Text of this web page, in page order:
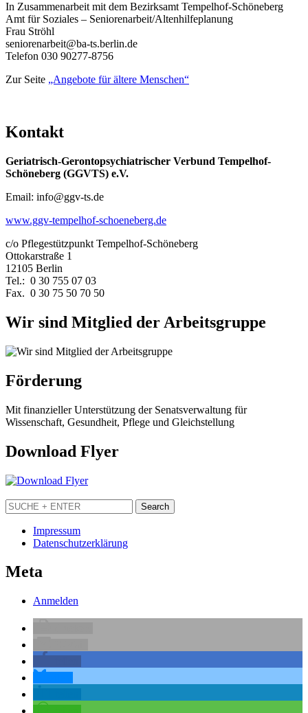
In Zusammenarbeit mit dem Bezirksamt Tempelhof-Schöneberg
Amt für Soziales – Seniorenarbeit/Altenhilfeplanung
Frau Ströhl
seniorenarbeit@ba-ts.berlin.de
Telefon 030 90277-8756
Zur Seite „Angebote für ältere Menschen“
Kontakt
Geriatrisch-Gerontopsychiatrischer Verbund Tempelhof-
Schöneberg (GGVTS) e.V.
Email: info@ggv-ts.de
www.ggv-tempelhof-schoeneberg.de
c/o Pflegestützpunkt Tempelhof-Schöneberg
Ottokarstraße 1
12105 Berlin
Tel.: 0 30 755 07 03
Fax. 0 30 75 50 70 50
Wir sind Mitglied der Arbeitsgruppe
Förderung
Mit finanzieller Unterstützung der Senatsverwaltung für
Wissenschaft, Gesundheit, Pflege und Gleichstellung
Download Flyer
Impressum
Datenschutzerklärung
Meta
Anmelden